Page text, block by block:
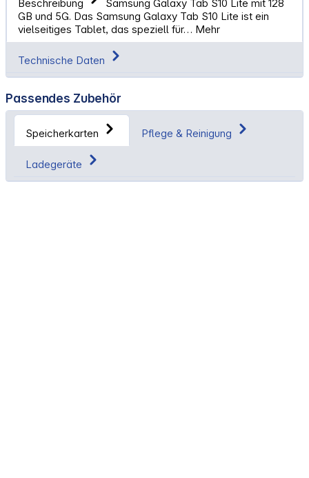
Beschreibung
Samsung Galaxy Tab S10 Lite mit 128
GB und 5G. Das Samsung Galaxy Tab S10 Lite ist ein
vielseitiges Tablet, das speziell für… Mehr
Technische Daten
Passendes Zubehör
Speicherkarten Pflege & Reinigung
Ladegeräte